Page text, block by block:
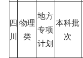
四
川
物理
类
地方
专项
计划
本科批
次